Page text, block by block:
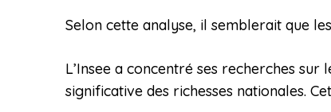
Selon cette analyse, il semblerait que
L’Insee a concentré ses recherches
significative des richesses nationales.